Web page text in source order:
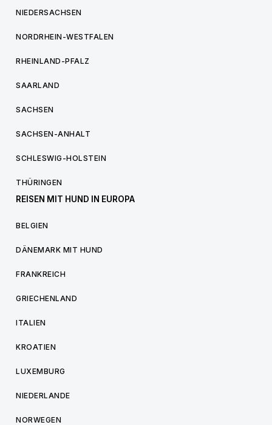
NIEDERSACHSEN
NORDRHEIN-WESTFALEN
RHEINLAND-PFALZ
SAARLAND
SACHSEN
SACHSEN-ANHALT
SCHLESWIG-HOLSTEIN
THÜRINGEN
REISEN MIT HUND IN EUROPA
BELGIEN
DÄNEMARK MIT HUND
FRANKREICH
GRIECHENLAND
ITALIEN
KROATIEN
LUXEMBURG
NIEDERLANDE
NORWEGEN